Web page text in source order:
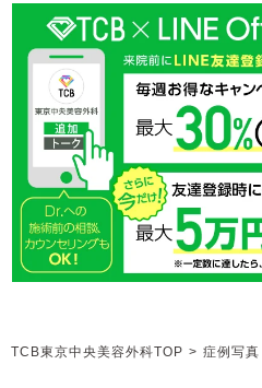
TCB東京中央美容外科TOP > 症例写真